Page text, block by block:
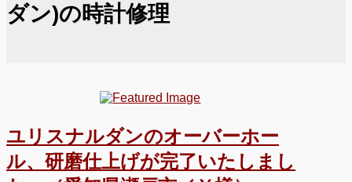
ダン)の時計修理
ユリスナルダンのオーバーホー
ル、研磨仕上げが完了いたしまし